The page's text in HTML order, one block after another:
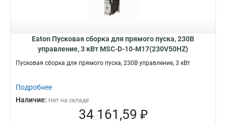
Eaton Пусковая сборка для прямого пуска, 230В
управление, 3 кВт MSC-D-10-M17(230V50HZ)
Пусковая сборка для прямого пуска, 230В управление, 3 кВт
Подробнее
Наличие: Нет на складе
34 161,59 ₽